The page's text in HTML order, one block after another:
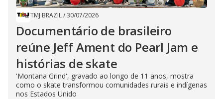
TMJ BRAZIL/30/07/2026
Documentário de brasileiro
reúne Jeff Ament do Pearl Jam e
histórias de skate
'Montana Grind', gravado ao longo de 11 anos, mostra
como o skate transformou comunidades rurais e indígenas
nos Estados Unido